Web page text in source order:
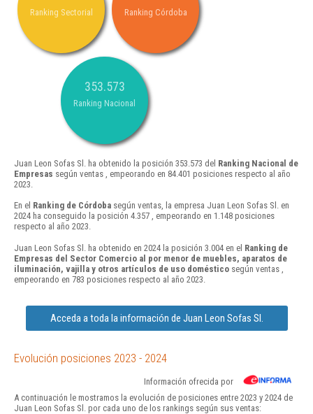
Ranking Sectorial Ranking Córdoba
353.573
Ranking Nacional
Juan Leon Sofas Sl. ha obtenido la posición 353.573 del Ranking Nacional de
Empresas según ventas , empeorando en 84.401 posiciones respecto al año
2023.
En el Ranking de Córdoba según ventas, la empresa Juan Leon Sofas Sl. en
2024 ha conseguido la posición 4.357 , empeorando en 1.148 posiciones
respecto al año 2023.
Juan Leon Sofas Sl. ha obtenido en 2024 la posición 3.004 en el Ranking de
Empresas del Sector Comercio al por menor de muebles, aparatos de
iluminación, vajilla y otros artículos de uso doméstico según ventas ,
empeorando en 783 posiciones respecto al año 2023.
Acceda a toda la información de Juan Leon Sofas Sl.
Evolución posiciones 2023 - 2024
Información ofrecida por
A continuación le mostramos la evolución de posiciones entre 2023 y 2024 de
Juan Leon Sofas Sl. por cada uno de los rankings según sus ventas: